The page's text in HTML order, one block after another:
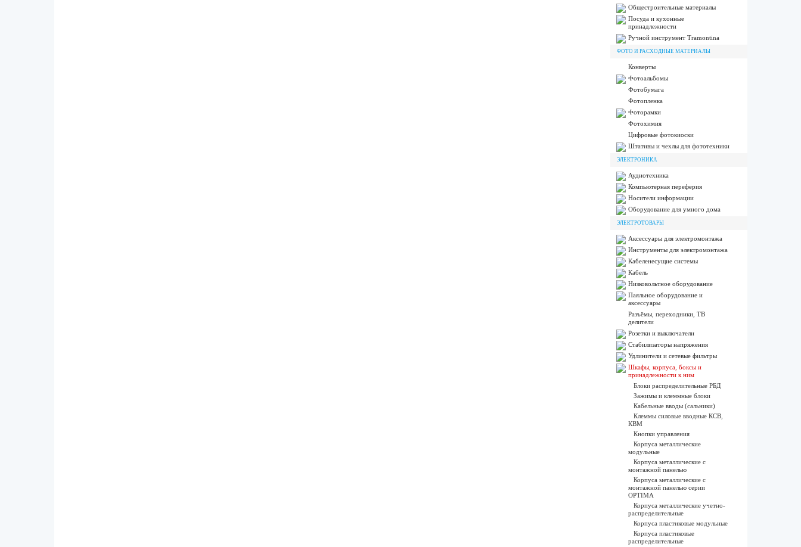
Общестроительные материалы
Посуда и кухонные
принадлежности
Ручной инструмент Tramontina
ФОТО И РАСХОДНЫЕ МАТЕРИАЛЫ
Конверты
Фотоальбомы
Фотобумага
Фотопленка
Фоторамки
Фотохимия
Цифровые фотокиоски
Штативы и чехлы для фототехники
ЭЛЕКТРОНИКА
Аудиотехника
Компьютерная переферия
Носители информации
Оборудование для умного дома
ЭЛЕКТРОТОВАРЫ
Аксессуары для электромонтажа
Инструменты для электромонтажа
Кабеленесущие системы
Кабель
Низковольтное оборудование
Паяльное оборудование и
аксессуары
Разъёмы, переходники, ТВ
делители
Розетки и выключатели
Стабилизаторы напряжения
Удлинители и сетевые фильтры
Шкафы, корпуса, боксы и
принадлежности к ним
Блоки распределительные РБД
Зажимы и клеммные блоки
Кабельные вводы (сальники)
Клеммы силовые вводные КСВ,
КВМ
Кнопки управления
Корпуса металлические
модульные
Корпуса металлические с
монтажной панелью
Корпуса металлические с
монтажной панелью серии
OPTIMA
Корпуса металлические учетно-
распределительные
Корпуса пластиковые модульные
Корпуса пластиковые
распределительные